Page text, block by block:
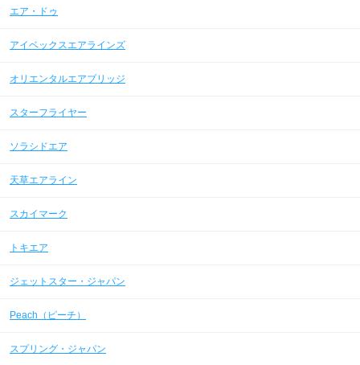
エア・ドゥ
アイベックスエアラインズ
オリエンタルエアブリッジ
スターフライヤー
ソラシドエア
天草エアライン
スカイマーク
トキエア
ジェットスター・ジャパン
Peach（ピーチ）
スプリング・ジャパン